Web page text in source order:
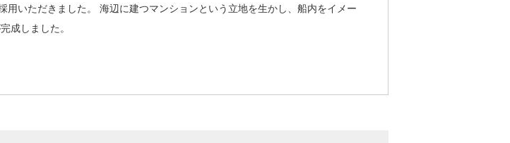
いただきました。 海辺に建つマンションという立地を生かし、船内をイメー
成しました。